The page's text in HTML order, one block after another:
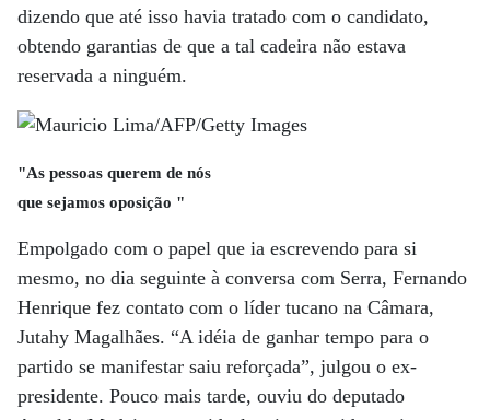
dizendo que até isso havia tratado com o candidato,
obtendo garantias de que a tal cadeira não estava
reservada a ninguém.
"As pessoas querem de nós
que sejamos oposição "
Empolgado com o papel que ia escrevendo para si
mesmo, no dia seguinte à conversa com Serra, Fernando
Henrique fez contato com o líder tucano na Câmara,
Jutahy Magalhães. “A idéia de ganhar tempo para o
partido se manifestar saiu reforçada”, julgou o ex-
presidente. Pouco mais tarde, ouviu do deputado